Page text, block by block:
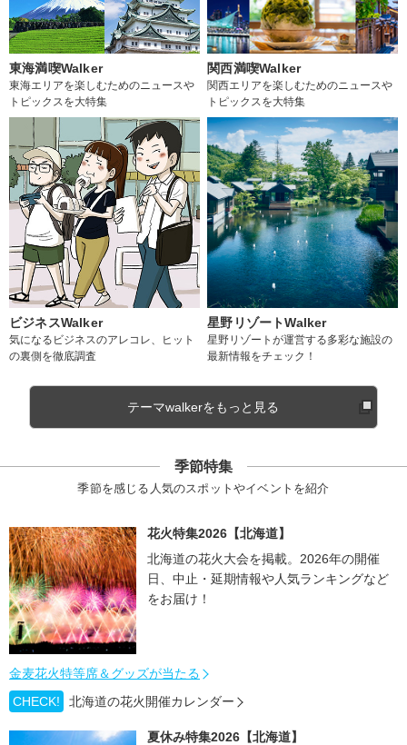
東海満喫Walker
東海エリアを楽しむためのニュースや
トピックスを大特集
関西満喫Walker
関西エリアを楽しむためのニュースや
トピックスを大特集
ビジネスWalker
気になるビジネスのアレコレ、ヒット
の裏側を徹底調査
星野リゾートWalker
星野リゾートが運営する多彩な施設の
最新情報をチェック！
テーマwalkerをもっと見る
季節特集
季節を感じる人気のスポットやイベントを紹介
花火特集2026【北海道】
北海道の花火大会を掲載。2026年の開催
日、中止・延期情報や人気ランキングなど
をお届け！
金麦花火特等席＆グッズが当たる
CHECK!
北海道の花火開催カレンダー
夏休み特集2026【北海道】